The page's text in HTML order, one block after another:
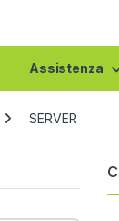
Assistenza
SERVER